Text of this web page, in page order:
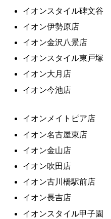
イオンスタイル碑文谷
イオン伊勢原店
イオン金沢八景店
イオンスタイル東戸塚
イオン大月店
イオン今池店
イオンメイトピア店
イオン名古屋東店
イオン金山店
イオン吹田店
イオン古川橋駅前店
イオン長吉店
イオンスタイル甲子園